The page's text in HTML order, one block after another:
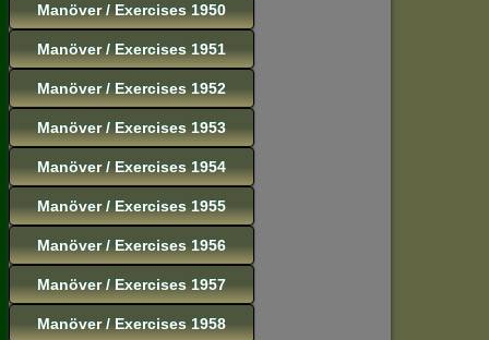
Manöver / Exercises 1950
Manöver / Exercises 1951
Manöver / Exercises 1952
Manöver / Exercises 1953
Manöver / Exercises 1954
Manöver / Exercises 1955
Manöver / Exercises 1956
Manöver / Exercises 1957
Manöver / Exercises 1958